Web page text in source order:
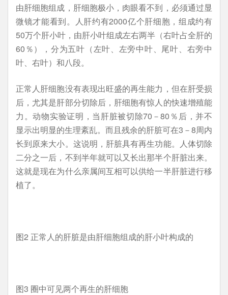
由肝细胞组成，肝细胞极小，肉眼看不到，必须通过显
微镜才能看到。人肝约有2000亿个肝细胞，组成约有
50万个肝小叶，由肝小叶组成左右两半（右叶占全肝的
60％），分为五叶（左叶、左旁中叶、尾叶、右旁中
叶、右叶）和八段。
正常人肝细胞没有表现出旺盛的再生能力，但在肝受损
后，尤其是肝部分切除后，肝细胞有惊人的快速增殖能
力。动物实验证明，当肝脏被切除70－80％后，并不
显示出明显的生理紊乱。而且残余的肝脏可在3－8周内
长到原来大小。这说明，肝脏具有再生功能。人体切除
二分之一后，不到半年就可以又长出那半个肝脏出来。
这就是现在为什么亲属间互相可以供给一半肝脏进行移
植了。
图2 正常人的肝脏是由肝细胞组成的肝小叶构成的
图3 圈中可见两个再生的肝细胞